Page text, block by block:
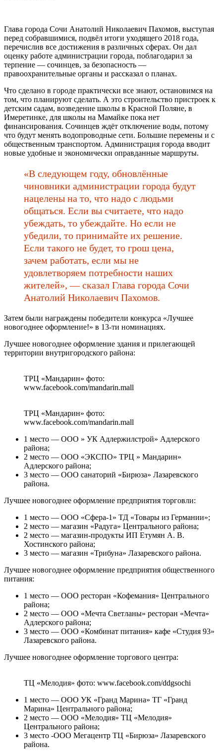
Глава города Сочи Анатолий Николаевич Пахомов, выступая
перед собравшимися, подвёл итоги уходящего 2018 года,
перечислив все достижения в различных сферах. Он дал
оценку работе администрации города, поблагодарил за
терпение — сочинцев, за безопасность —
правоохранительные органы и рассказал о планах.
Что сделано в городе практически все знают, остановимся на
том, что планируют сделать. А это строительство пристроек к
детским садам, возведение школы в Красной Поляне, в
Имеретинке, для школы на Мамайке пока нет
финансирования. Сочинцев ждёт отключение воды, потому
что будут менять водопроводные сети. Большие перемены и с
общественным транспортом. Администрация города вводит
новые удобные и экономически оправданные маршруты.
«В следующем году, обновлённые
чиновники администрации города будут
нацелены на то, что надо с людьми
общаться. Если вы считаете, что надо
убеждать, то убеждайте. Но если не
убедили, то принимайте их решение.
Если такого не будет, то грош цена,
зачем работать, если мы не
удовлетворяем потребности наших
жителей», — сказал Глава города Сочи
Анатолий Николаевич Пахомов.
Затем были награждены победители конкурса «Лучшее
новогоднее оформление!» в 13-ти номинациях.
Лучшее новогоднее оформление здания и прилегающей
территории внутригородского района:
ТРЦ «Мандарин» фото:
www.facebook.com/mandarin.mall
ТРЦ «Мандарин» фото:
www.facebook.com/mandarin.mall
1 место — ООО » УК Адлержилстрой» Адлерского
района;
2 место — ООО «ЭКСПО» ТРЦ » Мандарин»
Адлерского района;
3 место — ООО санаторий «Бирюза» Лазаревского
района.
Лучшее новогоднее оформление предприятия торговли:
1 место — ООО «Сфера-1» ТД «Товары из Германии»;
2 место — магазин «Радуга» Центрального района;
2 место — магазин-продукты ИП Етумян А. В.
Хостинского района;
3 место — магазин «Трибуна» Лазаревского района.
Лучшее новогоднее оформление предприятия общественного
питания:
1 место — ООО ресторан «Кофемания» Центрального
района;
2 место — ООО «Мечта Светланы» ресторан «Мечта»
Адлерского района;
3 место — ООО «Комбинат питания» кафе «Студия 93»
Лазаревского района.
Лучшее новогоднее оформление торгового центра:
ТЦ «Мелодия» фото: www.facebook.com/ddgsochi
1 место — ООО УК «Гранд Марина» ТГ «Гранд
Марина» Центрального района;
2 место — ООО «Мелодия» ТЦ «Мелодия»
Центрального района;
3 место -ООО Мегацентр ТЦ «Бирюза» Лазаревского
района.